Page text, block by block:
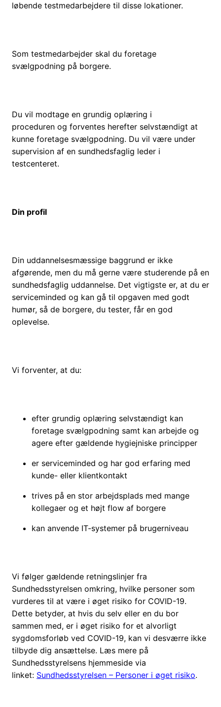
løbende testmedarbejdere til disse lokationer.
Som testmedarbejder skal du foretage
svælgpodning på borgere.
Du vil modtage en grundig oplæring i
proceduren og forventes herefter selvstændigt at
kunne foretage svælgpodning. Du vil være under
supervision af en sundhedsfaglig leder i
testcenteret.
Din profil
Din uddannelsesmæssige baggrund er ikke
afgørende, men du må gerne være studerende på en
sundhedsfaglig uddannelse. Det vigtigste er, at du er
serviceminded og kan gå til opgaven med godt
humør, så de borgere, du tester, får en god
oplevelse.
Vi forventer, at du:
efter grundig oplæring selvstændigt kan
foretage svælgpodning samt kan arbejde og
agere efter gældende hygiejniske principper
er serviceminded og har god erfaring med
kunde- eller klientkontakt
trives på en stor arbejdsplads med mange
kollegaer og et højt flow af borgere
kan anvende IT-systemer på brugerniveau
Vi følger gældende retningslinjer fra
Sundhedsstyrelsen omkring, hvilke personer som
vurderes til at være i øget risiko for COVID-19.
Dette betyder, at hvis du selv eller en du bor
sammen med, er i øget risiko for et alvorligt
sygdomsforløb ved COVID-19, kan vi desværre ikke
tilbyde dig ansættelse. Læs mere på
Sundhedsstyrelsens hjemmeside via
linket: Sundhedsstyrelsen – Personer i øget risiko.